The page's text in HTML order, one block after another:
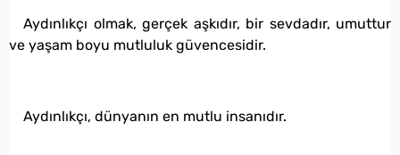
Aydınlıkçı olmak, gerçek aşkıdır, bir sevdadır, umuttur
ve yaşam boyu mutluluk güvencesidir.
Aydınlıkçı, dünyanın en mutlu insanıdır.